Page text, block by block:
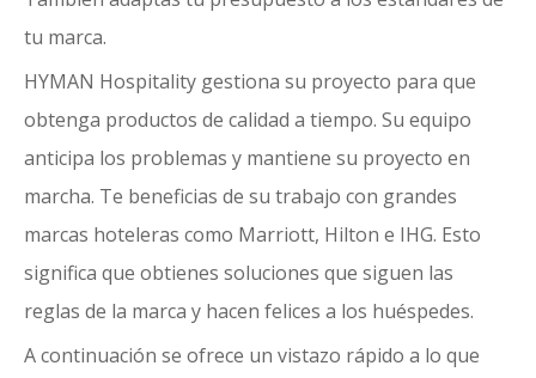
tu marca.
HYMAN Hospitality gestiona su proyecto para que
obtenga productos de calidad a tiempo. Su equipo
anticipa los problemas y mantiene su proyecto en
marcha. Te beneficias de su trabajo con grandes
marcas hoteleras como Marriott, Hilton e IHG. Esto
significa que obtienes soluciones que siguen las
reglas de la marca y hacen felices a los huéspedes.
A continuación se ofrece un vistazo rápido a lo que